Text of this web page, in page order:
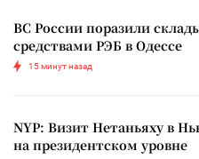
ВС России поразили
средствами РЭБ в Одессе
15 минут назад
NYP: Визит Нетаньяху в
на президентском уровне